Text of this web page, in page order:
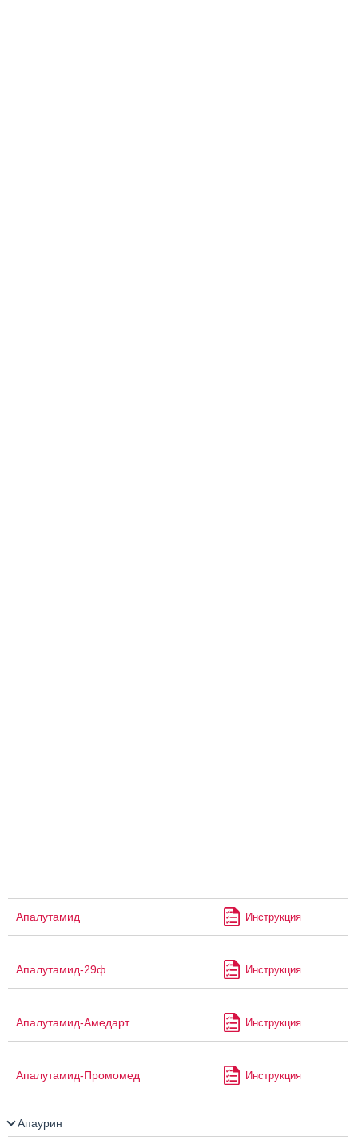
Апалутамид Инструкция
Апалутамид-29ф Инструкция
Апалутамид-Амедарт Инструкция
Апалутамид-Промомед Инструкция
Апаурин